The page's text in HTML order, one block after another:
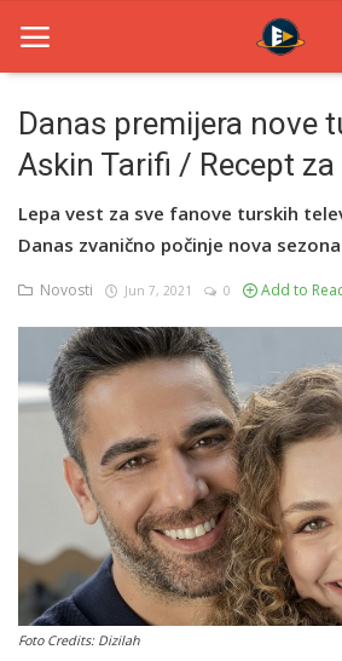
Home
Novosti
Filmovi
Glumci
Contact
Login
English
Danas premijera nove
Askin Tarifi / Recept
Lepa vest za sve fanove turskih
Danas zvanično počinje nova
Novosti Jun 7, 2021 0 Add to
Foto Credits: Dizilah